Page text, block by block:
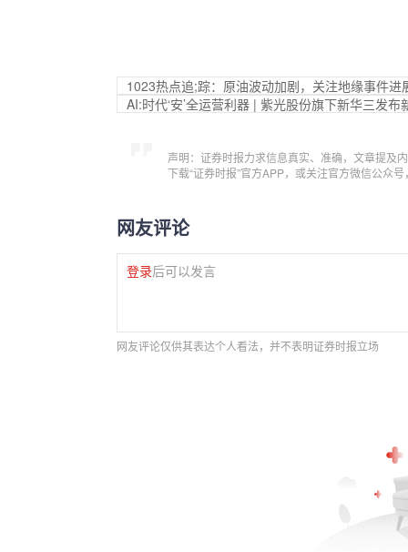
1023热点追;踪：原油波动加剧，关注地缘事件进
AI:时代‘安’全运营利器 | 紫光股份旗下新华三发
声明：证券时报力求信息真实、准确，文章提及
下载“证券时报”官方APP，或关注官方微信公众
网友评论
登录后可以发言
网友评论仅供其表达个人看法，并不表明证券时报立场